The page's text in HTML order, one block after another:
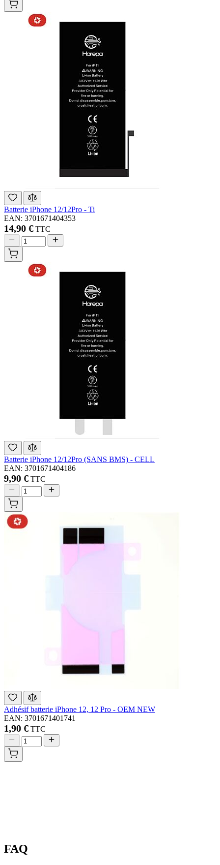
Batterie iPhone 12/12Pro - Ti
EAN: 3701671404353
14,90 € TTC
Batterie iPhone 12/12Pro (SANS BMS) - CELL
EAN: 3701671404186
9,90 € TTC
Adhésif batterie iPhone 12, 12 Pro - OEM NEW
EAN: 3701671401741
1,90 € TTC
FAQ